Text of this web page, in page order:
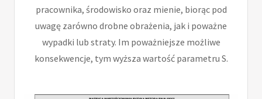
pracownika, środowisko oraz mienie, biorąc pod
uwagę zarówno drobne obrażenia, jak i poważne
wypadki lub straty. Im poważniejsze możliwe
konsekwencje, tym wyższa wartość parametru S.